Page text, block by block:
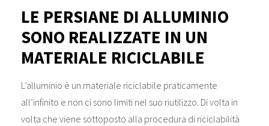
LE PERSIANE DI ALLUMINIO
SONO REALIZZATE IN UN
MATERIALE RICICLABILE
L’alluminio è un materiale riciclabile praticamente
all’infinito e non ci sono limiti nel suo riutilizzo. Di volta in
volta che viene sottoposto alla procedura di riciclabilità